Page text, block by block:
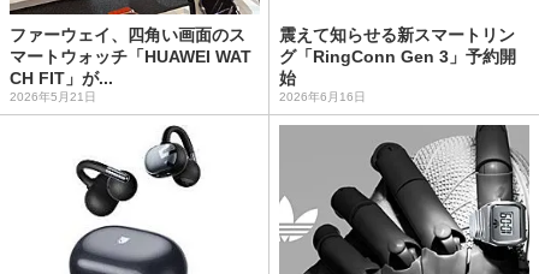
ファーウェイ、四角い画面のス
マートウォッチ「HUAWEI WAT
CH FIT」が...
2026年5月21日
震えて知らせる新スマートリン
グ「RingConn Gen 3」予約開
始
2026年6月16日